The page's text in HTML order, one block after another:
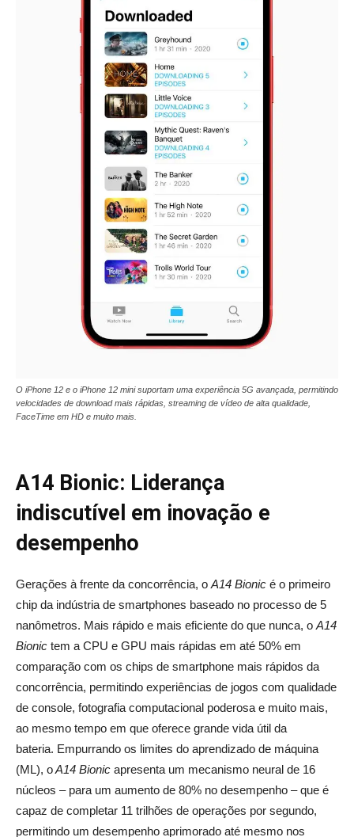
O iPhone 12 e o iPhone 12 mini suportam uma experiência 5G avançada, permitindo
velocidades de download mais rápidas, streaming de vídeo de alta qualidade,
FaceTime em HD e muito mais.
A14 Bionic: Liderança
indiscutível em inovação e
desempenho
Gerações à frente da concorrência, o A14 Bionic é o primeiro
chip da indústria de smartphones baseado no processo de 5
nanômetros. Mais rápido e mais eficiente do que nunca, o A14
Bionic tem a CPU e GPU mais rápidas em até 50% em
comparação com os chips de smartphone mais rápidos da
concorrência, permitindo experiências de jogos com qualidade
de console, fotografia computacional poderosa e muito mais,
ao mesmo tempo em que oferece grande vida útil da
bateria. Empurrando os limites do aprendizado de máquina
(ML), oA14 Bionic apresenta um mecanismo neural de 16
núcleos – para um aumento de 80% no desempenho – que é
capaz de completar 11 trilhões de operações por segundo,
permitindo um desempenho aprimorado até mesmo nos